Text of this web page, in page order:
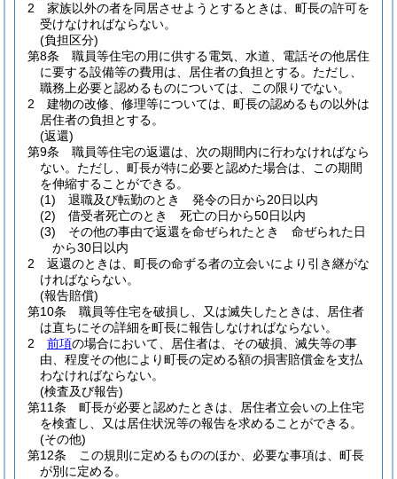
2
家族以外の者を同居させようとするときは、町長の許可を
受けなければならない。
(負担区分)
第8条
職員等住宅の用に供する電気、水道、電話その他居住
に要する設備等の費用は、居住者の負担とする。 ただし、
職務上必要と認めるものについては、この限りでない。
2
建物の改修、修理等については、町長の認めるもの以外は
居住者の負担とする。
(返還)
第9条
職員等住宅の返還は、次の期間内に行わなければなら
ない。 ただし、町長が特に必要と認めた場合は、この期間
を伸縮することができる。
(1)
退職及び転勤のとき 発令の日から20日以内
(2)
借受者死亡のとき 死亡の日から50日以内
(3)
その他の事由で返還を命ぜられたとき 命ぜられた日
から30日以内
2
返還のときは、町長の命ずる者の立会いにより引き継がな
ければならない。
(報告賠償)
第10条
職員等住宅を破損し、又は滅失したときは、居住者
は直ちにその詳細を町長に報告しなければならない。
2
前項の場合において、居住者は、その破損、滅失等の事
由、程度その他により町長の定める額の損害賠償金を支払
わなければならない。
(検査及び報告)
第11条
町長が必要と認めたときは、居住者立会いの上住宅
を検査し、又は居住状況等の報告を求めることができる。
(その他)
第12条
この規則に定めるもののほか、必要な事項は、町長
が別に定める。